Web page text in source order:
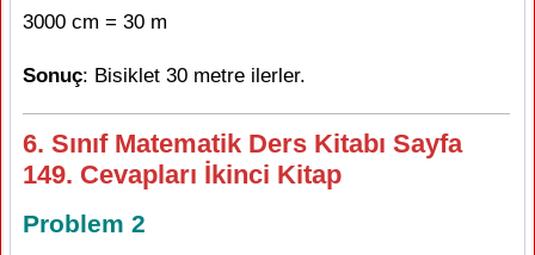
3000 cm = 30 m
Sonuç: Bisiklet 30 metre ilerler.
6. Sınıf Matematik Ders Kitabı Sayfa
149. Cevapları İkinci Kitap
Problem 2